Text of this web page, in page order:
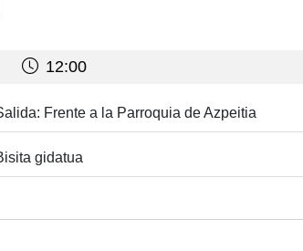
12:00
Frente a la Parroquia de Azpeitia
gidatua